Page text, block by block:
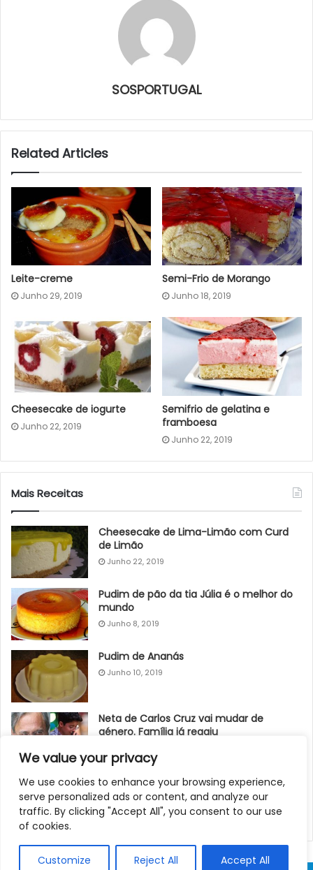
We value your privacy
We use cookies to enhance your browsing experience,
serve personalized ads or content, and analyze our
traffic. By clicking "Accept All", you consent to our use
of cookies.
Customize Reject All Accept All
SOSPORTUGAL
Related Articles
Leite-creme
Junho 29, 2019
Semi-Frio de Morango
Junho 18, 2019
Cheesecake de iogurte
Junho 22, 2019
Semifrio de gelatina e
framboesa
Junho 22, 2019
Mais Receitas
Cheesecake de Lima-Limão com Curd
de Limão
Junho 22, 2019
Pudim de pão da tia Júlia é o melhor do
mundo
Junho 8, 2019
Pudim de Ananás
Junho 10, 2019
Neta de Carlos Cruz vai mudar de
género. Família já reagiu
Caldeirada de peixe
Junho 29, 2019